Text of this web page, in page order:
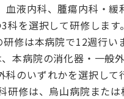
血液内科、腫瘍内科・緩
科を選択して研修します。
修は本病院で12週行い
本病院の消化器・一般
のいずれかを選択して
研修は、烏山病院または